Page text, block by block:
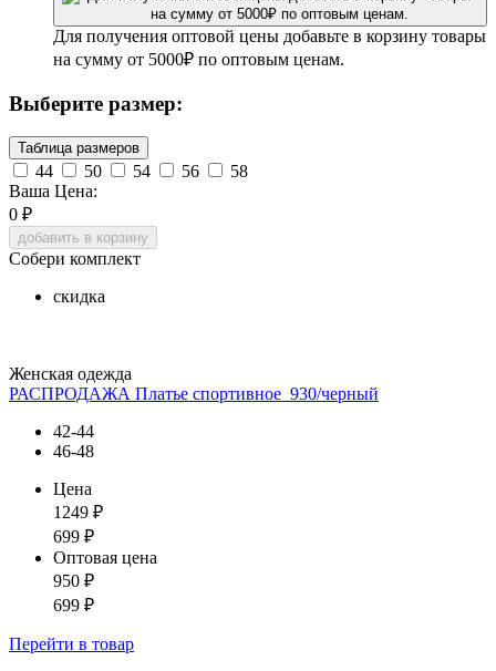
Для получения оптовой цены добавьте в корзину товары
на сумму от 5000₽ по оптовым ценам.
Выберите размер:
Таблица размеров
44 50 54 56
58
Ваша Цена:
0 ₽
добавить в корзину
Собери комплект
скидка
Женская одежда
РАСПРОДАЖА Платье спортивное_930/черный
42-44
46-48
Цена
1249 ₽
699 ₽
Оптовая цена
950 ₽
699 ₽
Перейти в товар